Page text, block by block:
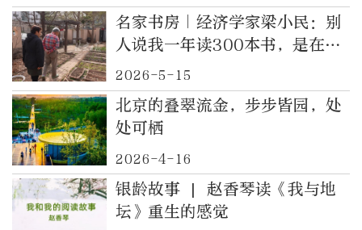
名家书房｜经济学家梁小民：别
人说我一年读300本书，是在吹
牛
2026-5-15
北京的叠翠流金，步步皆园，处
处可栖
2026-4-16
银龄故事 | 赵香琴读《我与地
坛》重生的感觉